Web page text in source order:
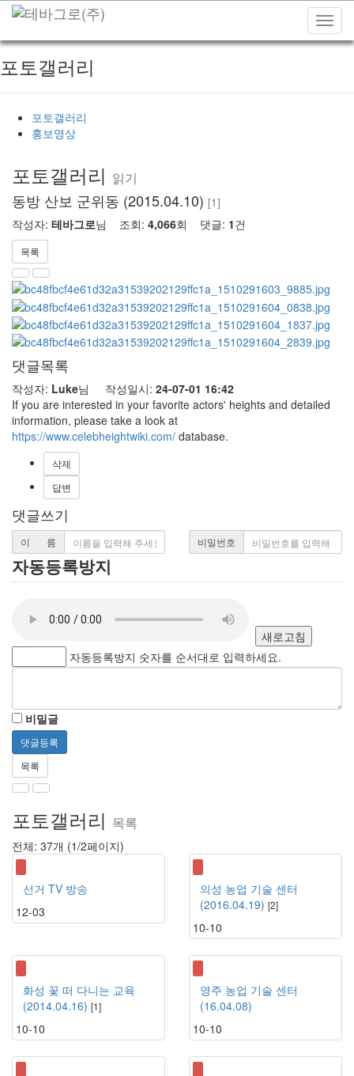
포토갤러리
포토갤러리
홍보영상
포토갤러리 읽기
읽
기
동방 산보 군위동 (2015.04.10) [1]
작성자: 테바그로님 조회: 4,066회 댓글: 1건
목록
댓글목록
작성자: Luke님 작성일시: 24-07-01 16:42
If you are interested in your favorite actors' heights and detailed
information, please take a look at
https://www.celebheightwiki.com/ database.
삭제
답변
댓글쓰기
이 름 비밀번호
자동등록방지
새로고침
자동등록방지 숫자를 순서대로 입력하세요.
비밀글
목록
포토갤러리 목록
목
록
전체: 37개 (1/2페이지)
선거 TV 방송
12-03
의성 농업 기술 센터
(2016.04.19) [2]
10-10
화성 꽃 떠 다니는 교육
(2014.04.16) [1]
10-10
영주 농업 기술 센터
(16.04.08)
10-10